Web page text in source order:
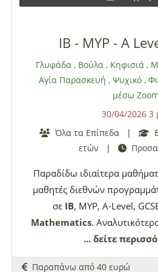
IB - MYP - A
Γλυφάδα, Βούλα, Κηφισιά,
Αγία Παρασκευή , Ψυχικό ,
μέσω Zoom
30/04/2026 3
Όλα τα Επίπεδα
|
ετών
|
Παραδίδω ιδιαίτερα
μαθητές διεθνών
σε IB, MYP, A-Level,
Mathematics.
Mathematics,IB
Approaches HL and SL,IB
... δείτε
Παραπάνω από 40 ευρώ